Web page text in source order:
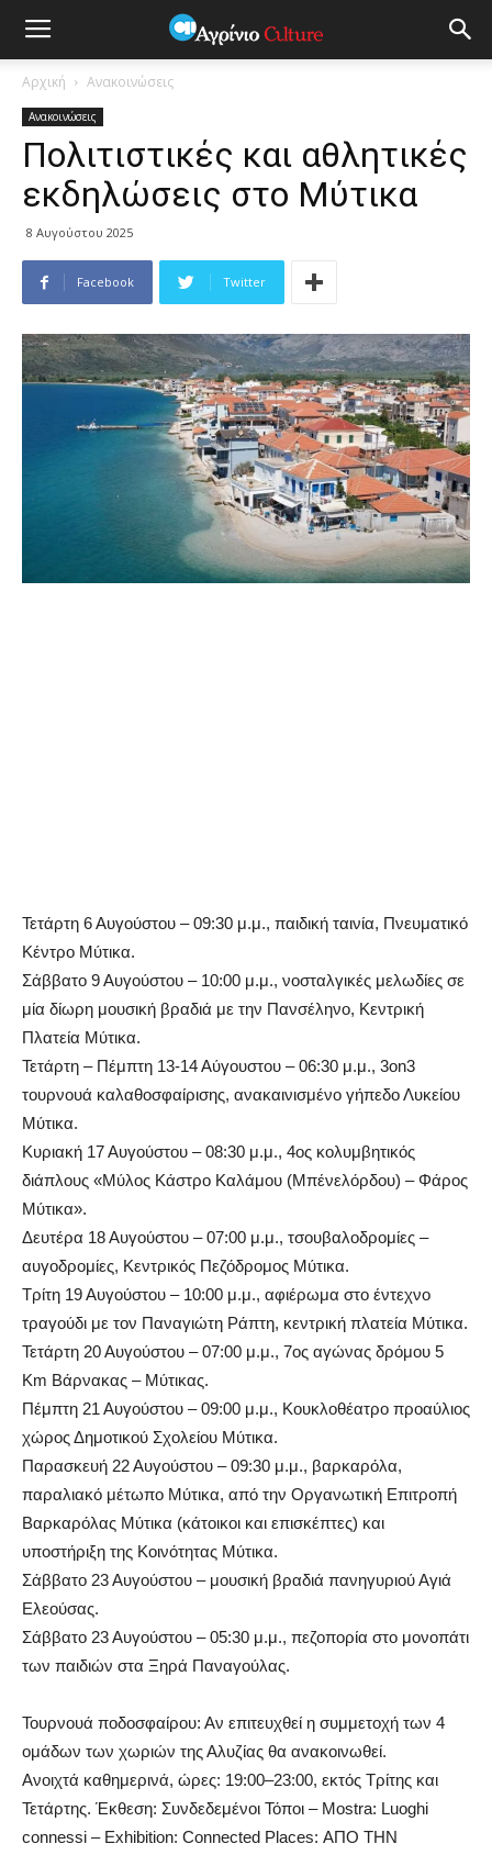
Αρχική Ανακοινώσεις
Ανακοινώσεις
Πολιτιστικές και αθλητικές
εκδηλώσεις στο Μύτικα
8 Αυγούστου 2025
Facebook Twitter
Τετάρτη 6 Αυγούστου – 09:30 μ.μ., παιδική ταινία, Πνευματικό
Κέντρο Μύτικα.
Σάββατο 9 Αυγούστου – 10:00 μ.μ., νοσταλγικές μελωδίες σε
μία δίωρη μουσική βραδιά με την Πανσέληνο, Κεντρική
Πλατεία Μύτικα.
Τετάρτη – Πέμπτη 13-14 Αύγουστου – 06:30 μ.μ., 3on3
τουρνουά καλαθοσφαίρισης, ανακαινισμένο γήπεδο Λυκείου
Μύτικα.
Κυριακή 17 Αυγούστου – 08:30 μ.μ., 4ος κολυμβητικός
διάπλους «Μύλος Κάστρο Καλάμου (Μπένελόρδου) – Φάρος
Μύτικα».
Δευτέρα 18 Αυγούστου – 07:00 μ.μ., τσουβαλοδρομίες –
αυγοδρομίες, Κεντρικός Πεζόδρομος Μύτικα.
Τρίτη 19 Αυγούστου – 10:00 μ.μ., αφιέρωμα στο έντεχνο
τραγούδι με τον Παναγιώτη Ράπτη, κεντρική πλατεία Μύτικα.
Τετάρτη 20 Αυγούστου – 07:00 μ.μ., 7ος αγώνας δρόμου 5
Km Βάρνακας – Μύτικας.
Πέμπτη 21 Αυγούστου – 09:00 μ.μ., Κουκλοθέατρο προαύλιος
χώρος Δημοτικού Σχολείου Μύτικα.
Παρασκευή 22 Αυγούστου – 09:30 μ.μ., βαρκαρόλα,
παραλιακό μέτωπο Μύτικα, από την Οργανωτική Επιτροπή
Βαρκαρόλας Μύτικα (κάτοικοι και επισκέπτες) και
υποστήριξη της Κοινότητας Μύτικα.
Σάββατο 23 Αυγούστου – μουσική βραδιά πανηγυριού Αγιά
Ελεούσας.
Σάββατο 23 Αυγούστου – 05:30 μ.μ., πεζοπορία στο μονοπάτι
των παιδιών στα Ξηρά Παναγούλας.
Τουρνουά ποδοσφαίρου: Αν επιτευχθεί η συμμετοχή των 4
ομάδων των χωριών της Αλυζίας θα ανακοινωθεί.
Ανοιχτά καθημερινά, ώρες: 19:00–23:00, εκτός Τρίτης και
Τετάρτης. Έκθεση: Συνδεδεμένοι Τόποι – Mostra: Luoghi
connessi – Exhibition: Connected Places: ΑΠΟ ΤΗΝ